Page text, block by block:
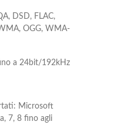
DSD, FLAC,
OGG, WMA-
a 24bit/192kHz
Microsoft
7, 8 fino agli